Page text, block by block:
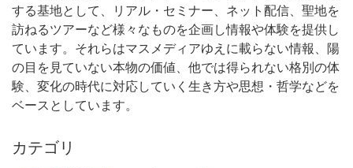
する基地として、リアル・セミナー、ネット配信、聖地を
訪ねるツアーなど様々なものを企画し情報や体験を提供し
ています。それらはマスメディアゆえに載らない情報、陽
の目を見ていない本物の価値、他では得られない格別の体
験、変化の時代に対応していく生き方や思想・哲学などを
ベースとしています。
カテゴリ